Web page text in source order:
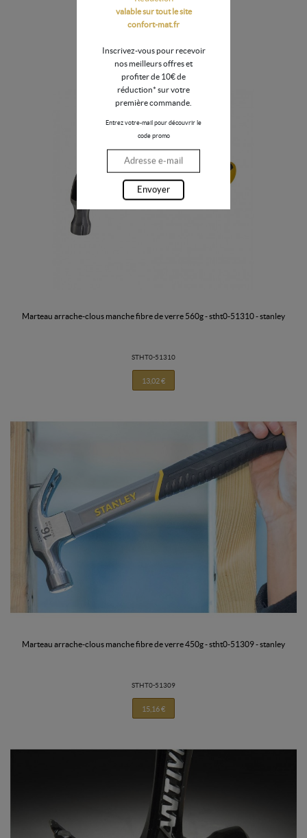
1-51-937
61,03 €
marteau arrache-clous manche fibre de verre 560g - stht0-51310 - stanley
STHT0-51310
13,02 €
marteau arrache-clous manche fibre de verre 450g - stht0-51309 - stanley
STHT0-51309
15,16 €
valable sur tout le site
confort-mat.fr
Inscrivez-vous pour recevoir
nos meilleurs offres et
profiter de 10€ de
réduction* sur votre
première commande.
Entrez votre-mail pour découvrir le
code promo
Envoyer